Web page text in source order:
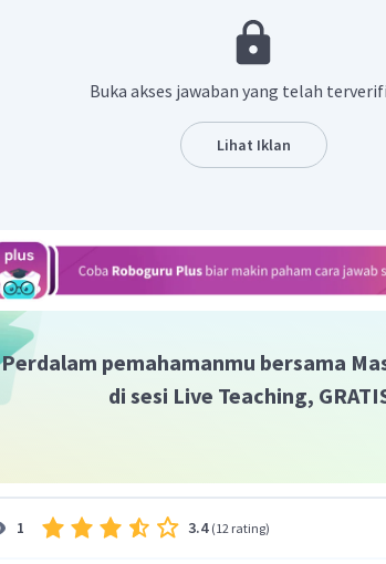
adalah
Buka akses jawaban yang telah
Lihat Iklan
Perdalam pemahamanmu bersama
di sesi Live Teaching,
1 3.4 (12 rating)